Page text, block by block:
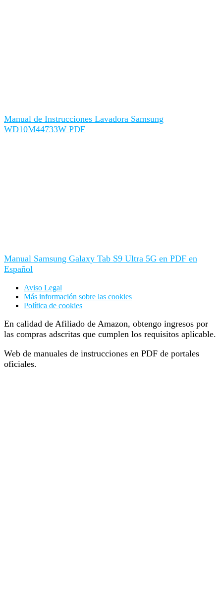
Manual de Instrucciones Lavadora Samsung
WD10M44733W PDF
Manual Samsung Galaxy Tab S9 Ultra 5G en PDF en
Español
Aviso Legal
Más información sobre las cookies
Política de cookies
En calidad de Afiliado de Amazon, obtengo ingresos por
las compras adscritas que cumplen los requisitos aplicable.
Web de manuales de instrucciones en PDF de portales
oficiales.